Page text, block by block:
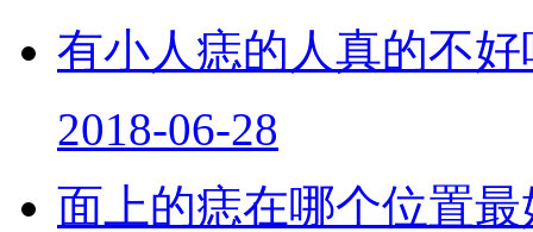
有小人痣的人真的不好
2018-06-28
面上的痣在哪个位置最